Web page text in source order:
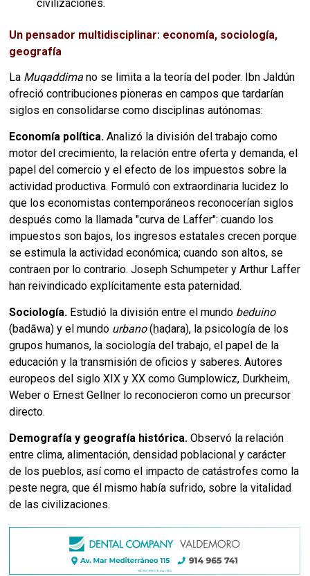
civilizaciones.
Un pensador multidisciplinar: economía, sociología,
geografía
La Muqaddima no se limita a la teoría del poder. Ibn Jaldún
ofreció contribuciones pioneras en campos que tardarían
siglos en consolidarse como disciplinas autónomas:
Economía política. Analizó la división del trabajo como
motor del crecimiento, la relación entre oferta y demanda, el
papel del comercio y el efecto de los impuestos sobre la
actividad productiva. Formuló con extraordinaria lucidez lo
que los economistas contemporáneos reconocerían siglos
después como la llamada "curva de Laffer": cuando los
impuestos son bajos, los ingresos estatales crecen porque
se estimula la actividad económica; cuando son altos, se
contraen por lo contrario. Joseph Schumpeter y Arthur Laffer
han reivindicado explícitamente esta paternidad.
Sociología. Estudió la división entre el mundo beduino
(badāwa) y el mundo urbano(ḥaḍara), la psicología de los
grupos humanos, la sociología del trabajo, el papel de la
educación y la transmisión de oficios y saberes. Autores
europeos del siglo XIX y XX como Gumplowicz, Durkheim,
Weber o Ernest Gellner lo reconocieron como un precursor
directo.
Demografía y geografía histórica. Observó la relación
entre clima, alimentación, densidad poblacional y carácter
de los pueblos, así como el impacto de catástrofes como la
peste negra, que él mismo había sufrido, sobre la vitalidad
de las civilizaciones.